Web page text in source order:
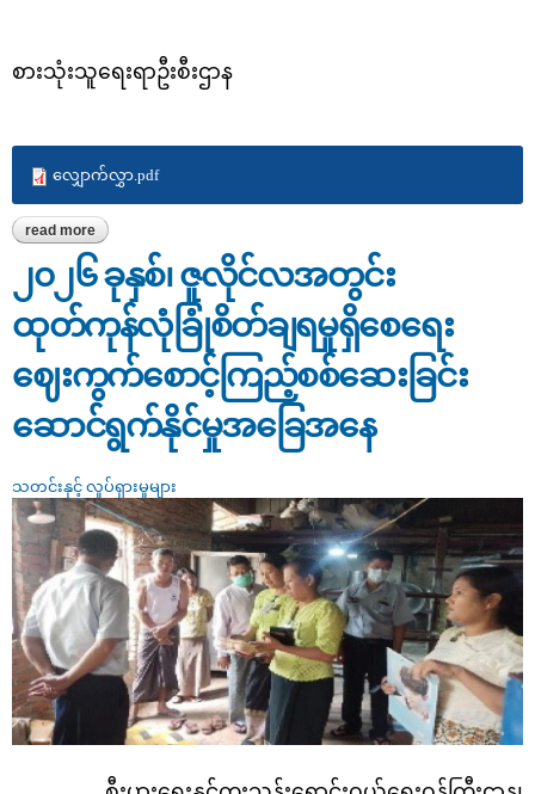
စားသုံးသူရေးရာဦးစီးဌာန
လျှောက်လွှာ.pdf
read more about ကုန်ပစ္စည်းစမ်းသပ်စစ်ဆေးရေးနှင့်အရည်အသွေးစီမံခန့်ခွဲမှုဌာနစု
ရှိ ဓာတ်ခွဲခန်းများအား အကျိုးတူပူးပေါင်းဆောင်ရွက်နိုင်ရေးအတွက်
စိတ်ဝင်စားမှုအဆိုပြုလွှာ (expression of interest -eoi) ခေါ်ယူခြင်း
၂၀၂၆ ခုနှစ်၊ ဇူလိုင်လအတွင်း
ထုတ်ကုန်လုံခြုံစိတ်ချရမှုရှိစေရေး
ဈေးကွက်စောင့်ကြည့်စစ်ဆေးခြင်း
ဆောင်ရွက်နိုင်မှုအခြေအနေ
သတင်းနှင့် လှုပ်ရှားမှုများ